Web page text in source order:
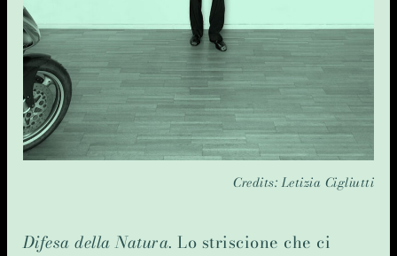
Credits: Letizia Cigliutti
Difesa della Natura. Lo striscione che ci